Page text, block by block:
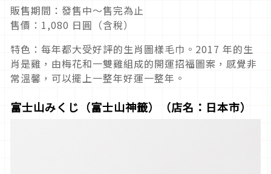
販售期間：發售中～售完為止
售價：1,080 日圓（含稅）
特色：每年都大受好評的生肖圖樣毛巾。2017 年的生
肖是雞，由梅花和一雙雞組成的開運招福圖案，感覺非
常溫馨，可以擺上一整年好運一整年。
富士山みくじ（富士山神籤）（店名：日本市）